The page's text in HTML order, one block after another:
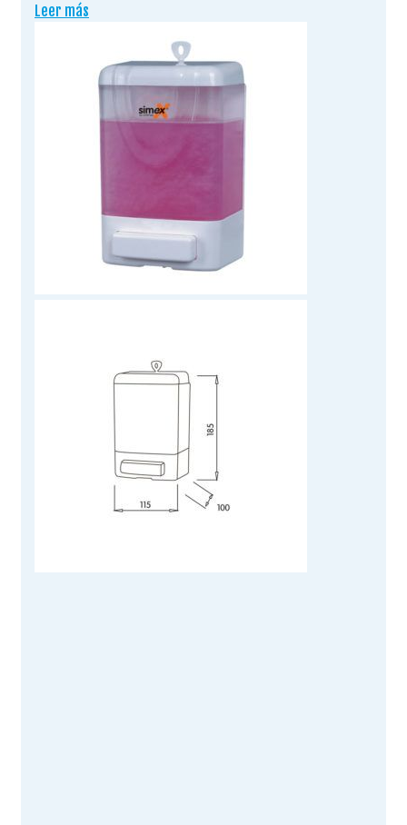
Leer más